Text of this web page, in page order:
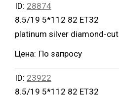
ID: 28874
8.5/19 5*112 82 ET32
platinum silver diamond-cut
Цена: По запросу
ID: 23922
8.5/19 5*112 82 ET32